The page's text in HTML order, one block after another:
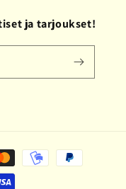
ja tarjoukset!